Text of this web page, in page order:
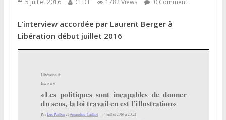
5 juillet 2016 CFDT 1782 Views 0 Comment
L’interview accordée par Laurent Berger à
Libération début juillet 2016